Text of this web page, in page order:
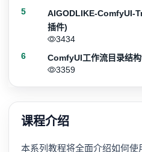
课程介绍
本系列教程将全面介绍如何
5
AIGODLIKE-ComfyUI-
插件)
3434
6
ComfyUI工作流目录结
3359